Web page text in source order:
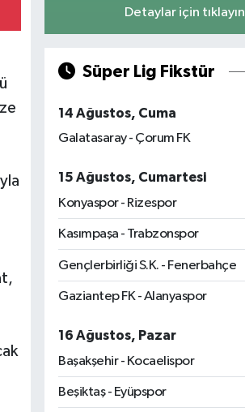
Detaylar için tıklayın
Süper Lig Fikstür
14 Ağustos, Cuma
Galatasaray - Çorum FK
15 Ağustos, Cumartesi
Konyaspor - Rizespor
Kasımpaşa - Trabzonspor
Gençlerbirliği S.K. - Fenerbahçe
Gaziantep FK - Alanyaspor
16 Ağustos, Pazar
Başakşehir - Kocaelispor
Beşiktaş - Eyüpspor